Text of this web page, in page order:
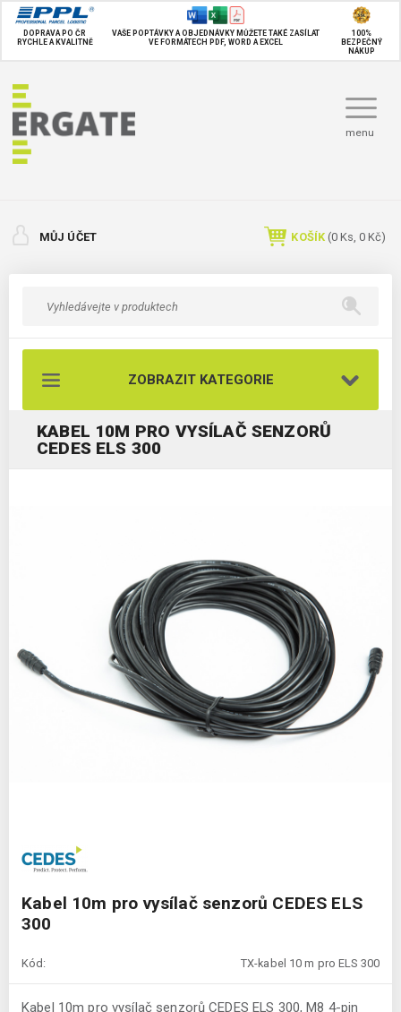
DOPRAVA PO ČR
RYCHLE A KVALITNĚ
VAŠE POPTÁVKY A OBJEDNÁVKY MŮŽETE TAKÉ ZASÍLAT
VE FORMÁTECH PDF, WORD A EXCEL
100%
BEZPEČNÝ
NÁKUP
menu
MŮJ ÚČET KOŠÍK (0 Ks, 0 Kč)
ZOBRAZIT KATEGORIE
KABEL 10M PRO VYSÍLAČ SENZORŮ
CEDES ELS 300
Kabel 10m pro vysílač senzorů CEDES ELS
300
Kód: TX-kabel 10 m pro ELS 300
Kabel 10m pro vysílač senzorů CEDES ELS 300, M8 4-pin